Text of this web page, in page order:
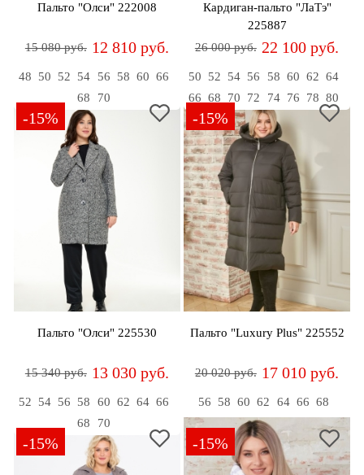
Пальто "Олси" 222008
15 080 руб. 12 810 руб.
48 50 52 54 56 58 60 66
68
70
Кардиган-пальто "ЛаТэ"
225887
26 000 руб. 22 100 руб.
50 52 54 56 58 60 62 64
66 68 70 72 74 76 78 80
-15%
Пальто "Олси" 225530
15 340 руб. 13 030 руб.
52 54 56 58 60 62 64 66
68
70
-15%
Пальто "Luxury Plus" 225552
20 020 руб. 17 010 руб.
56 58 60 62 64 66 68
-15% -15%